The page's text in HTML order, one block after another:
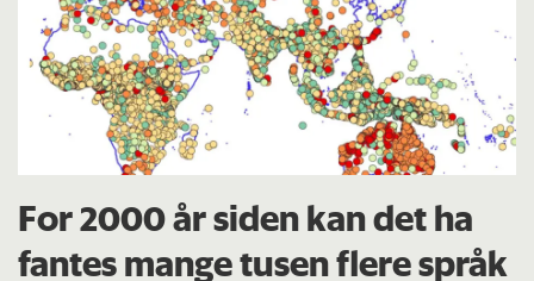
For 2000 år siden kan det ha
fantes mange tusen flere språk